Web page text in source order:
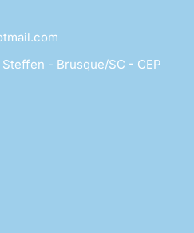
- Brusque/SC - CEP